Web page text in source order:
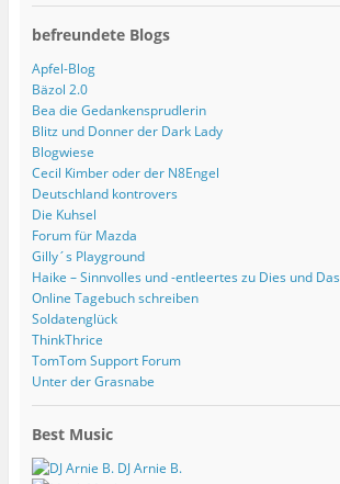
befreundete Blogs
Apfel-Blog
Bäzol 2.0
Bea die Gedankensprudlerin
Blitz und Donner der Dark Lady
Blogwiese
Cecil Kimber oder der N8Engel
Deutschland kontrovers
Die Kuhsel
Forum für Mazda
Gilly´s Playground
Haike – Sinnvolles und -entleertes zu Dies und Das
Online Tagebuch schreiben
Soldatenglück
ThinkThrice
TomTom Support Forum
Unter der Grasnabe
Best Music
DJ Arnie B.